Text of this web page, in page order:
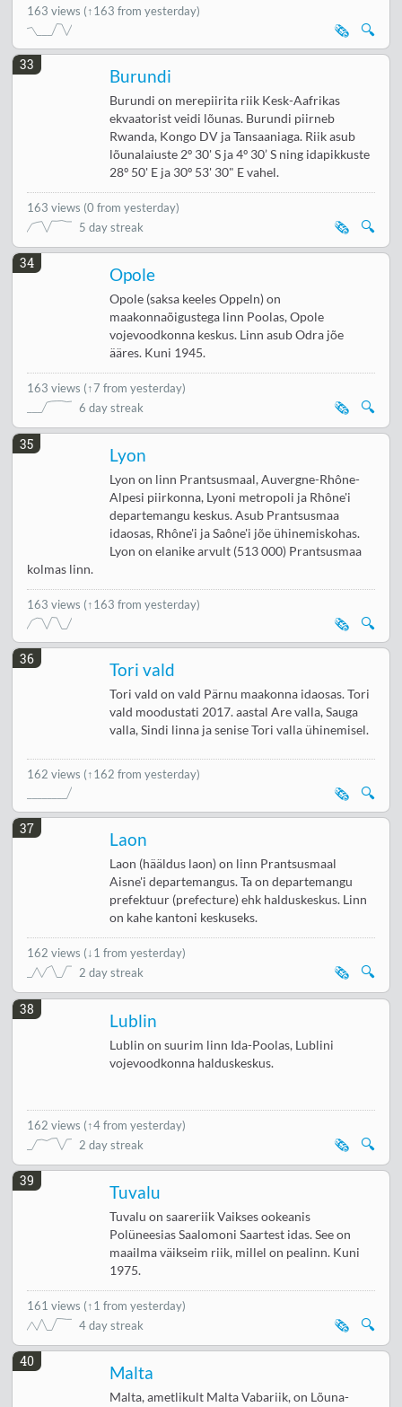
163 views (↑163 from yesterday)
🔍
🗞️
33
Burundi
Burundi on merepiirita riik Kesk-Aafrikas
ekvaatorist veidi lõunas. Burundi piirneb
Rwanda, Kongo DV ja Tansaaniaga. Riik asub
lõunalaiuste 2º 30' S ja 4º 30’ S ning idapikkuste
28º 50' E ja 30º 53' 30" E vahel.
163 views (0 from yesterday)
5 day streak
🔍
🗞️
34
Opole
Opole (saksa keeles Oppeln) on
maakonnaõigustega linn Poolas, Opole
vojevoodkonna keskus. Linn asub Odra jõe
ääres. Kuni 1945.
163 views (↑7 from yesterday)
6 day streak
🔍
🗞️
35
Lyon
Lyon on linn Prantsusmaal, Auvergne-Rhône-
Alpesi piirkonna, Lyoni metropoli ja Rhône'i
departemangu keskus. Asub Prantsusmaa
idaosas, Rhône'i ja Saône'i jõe ühinemiskohas.
Lyon on elanike arvult (513 000) Prantsusmaa
kolmas linn.
163 views (↑163 from yesterday)
🔍
🗞️
36
Tori vald
Tori vald on vald Pärnu maakonna idaosas. Tori
vald moodustati 2017. aastal Are valla, Sauga
valla, Sindi linna ja senise Tori valla ühinemisel.
162 views (↑162 from yesterday)
🔍
🗞️
37
Laon
Laon (hääldus laon) on linn Prantsusmaal
Aisne'i departemangus. Ta on departemangu
prefektuur (prefecture) ehk halduskeskus. Linn
on kahe kantoni keskuseks.
162 views (↓1 from yesterday)
2 day streak
🔍
🗞️
38
Lublin
Lublin on suurim linn Ida-Poolas, Lublini
vojevoodkonna halduskeskus.
162 views (↑4 from yesterday)
2 day streak
🔍
🗞️
39
Tuvalu
Tuvalu on saareriik Vaikses ookeanis
Polüneesias Saalomoni Saartest idas. See on
maailma väikseim riik, millel on pealinn. Kuni
1975.
161 views (↑1 from yesterday)
4 day streak
🔍
🗞️
40
Malta
Malta, ametlikult Malta Vabariik, on Lõuna-